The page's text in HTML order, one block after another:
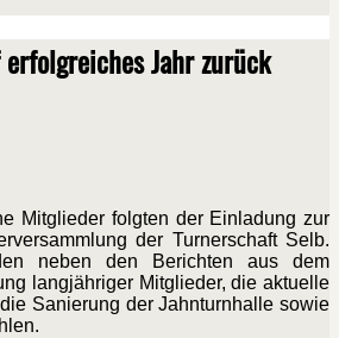
Jahr zurück
Mitglieder folgten der Einladung zur
der Turnerschaft Selb.
neben den Berichten aus dem
langjähriger Mitglieder, die aktuelle
Sanierung der Jahnturnhalle sowie